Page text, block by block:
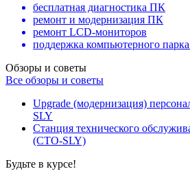
бесплатная диагностика ПК
ремонт и модернизация ПК
ремонт LCD-мониторов
поддержка компьютерного
Обзоры и советы
Все обзоры и советы
Upgrade (модернизация)
SLY
Станция технического
(СТО-SLY)
Будьте в курсе!